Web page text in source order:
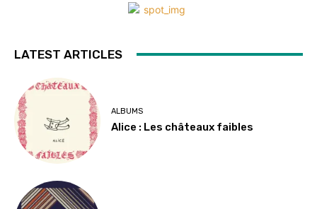
LATEST ARTICLES
ALBUMS
Alice : Les châteaux faibles